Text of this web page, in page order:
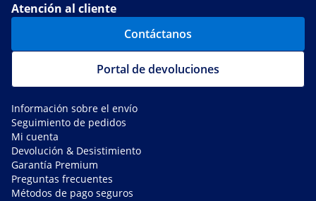
Atención al cliente
Contáctanos
Portal de devoluciones
Información sobre el envío
Seguimiento de pedidos
Mi cuenta
Devolución & Desistimiento
Garantía Premium
Preguntas frecuentes
Métodos de pago seguros